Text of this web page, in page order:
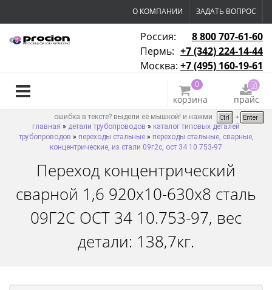
О КОМПАНИИ ЗАДАТЬ ВОПРОС
Россия:
8 800 707-61-60
Пермь: +7 (342) 224-14-44
Москва: +7 (495) 160-19-61
0
корзина прайс
ошибка в тексте? выдели её мышкой! и нажми
главная » детали трубопроводов » каталог типовых деталей
трубопроводов » переходы стальные» переходы стальные, сварные,
концентрические, из стали 09г2с, ост 34 10.753-97
Переход концентрический
сварной 1,6 920х10-630х8 сталь
09Г2С ОСТ 34 10.753-97, вес
детали: 138,7кг.